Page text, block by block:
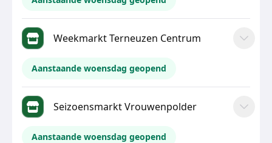
Weekmarkt Terneuzen Centrum
Aanstaande woensdag geopend
Seizoensmarkt Vrouwenpolder
Aanstaande woensdag geopend